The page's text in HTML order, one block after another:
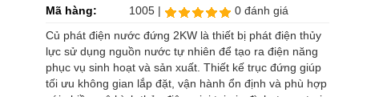
Mã hàng: 1005 |
0 đánh giá
Củ phát điện nước đứng 2KW là thiết bị phát điện thủy
lực sử dụng nguồn nước tự nhiên để tạo ra điện năng
phục vụ sinh hoạt và sản xuất. Thiết kế trục đứng giúp
tối ưu không gian lắp đặt, vận hành ổn định và phù hợp